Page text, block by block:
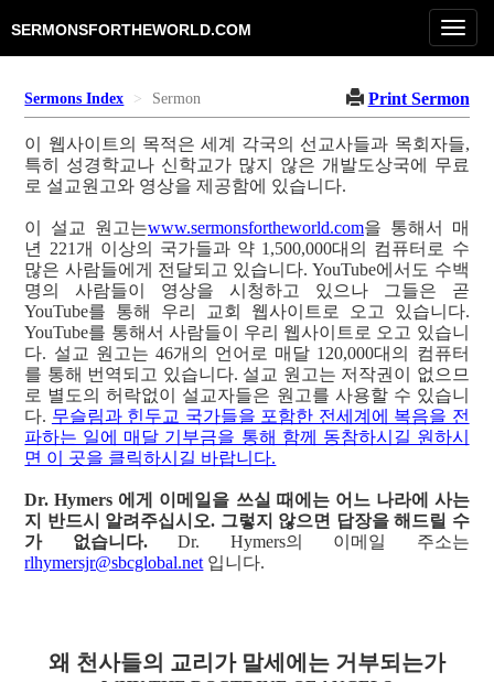
SERMONSFORTHEWORLD.COM
Sermons Index Sermon Print Sermon
이 웹사이트의 목적은 세계 각국의 선교사들과 목회자들,
특히 성경학교나 신학교가 많지 않은 개발도상국에 무료
로 설교원고와 영상을 제공함에 있습니다.
이 설교 원고는www.sermonsfortheworld.com을 통해서 매
년 221개 이상의 국가들과 약 1,500,000대의 컴퓨터로 수
많은 사람들에게 전달되고 있습니다. YouTube에서도 수백
명의 사람들이 영상을 시청하고 있으나 그들은 곧
YouTube를 통해 우리 교회 웹사이트로 오고 있습니다.
YouTube를 통해서 사람들이 우리 웹사이트로 오고 있습니
다. 설교 원고는 46개의 언어로 매달 120,000대의 컴퓨터
를 통해 번역되고 있습니다. 설교 원고는 저작권이 없으므
로 별도의 허락없이 설교자들은 원고를 사용할 수 있습니
다. 무슬림과 힌두교 국가들을 포함한 전세계에 복음을 전
파하는 일에 매달 기부금을 통해 함께 동참하시길 원하시
면 이 곳을 클릭하시길 바랍니다.
Dr. Hymers 에게 이메일을 쓰실 때에는 어느 나라에 사는
지 반드시 알려주십시오. 그렇지 않으면 답장을 해드릴 수
가 없습니다.Dr. Hymers의 이메일 주소는
rlhymersjr@sbcglobal.net 입니다.
왜 천사들의 교리가 말세에는 거부되는가